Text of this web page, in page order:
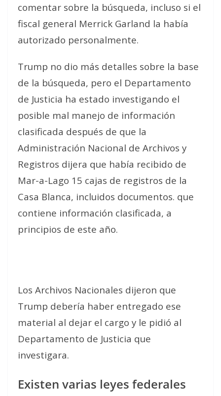
comentar sobre la búsqueda, incluso si el
fiscal general Merrick Garland la había
autorizado personalmente.
Trump no dio más detalles sobre la base
de la búsqueda, pero el Departamento
de Justicia ha estado investigando el
posible mal manejo de información
clasificada después de que la
Administración Nacional de Archivos y
Registros dijera que había recibido de
Mar-a-Lago 15 cajas de registros de la
Casa Blanca, incluidos documentos. que
contiene información clasificada, a
principios de este año.
Los Archivos Nacionales dijeron que
Trump debería haber entregado ese
material al dejar el cargo y le pidió al
Departamento de Justicia que
investigara.
Existen varias leyes federales